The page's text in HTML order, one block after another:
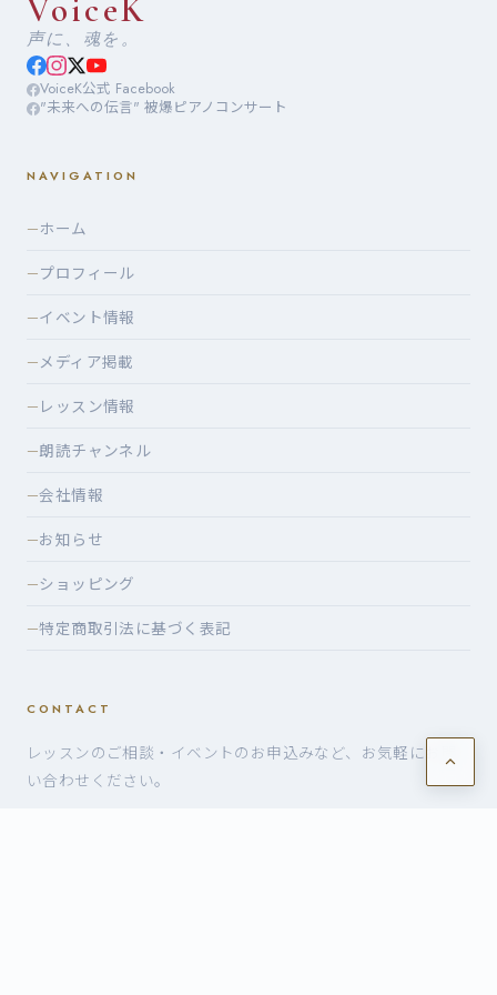
VoiceK
声に、魂を。
VoiceK公式 Facebook
"未来への伝言" 被爆ピアノコンサート
NAVIGATION
—ホーム
—プロフィール
—イベント情報
—メディア掲載
— レッスン情報
—朗読チャンネル
—会社情報
—お知らせ
—ショッピング
—特定商取引法に基づく表記
CONTACT
レッスンのご相談・イベントのお申込みなど、お気軽にお問
い合わせください。